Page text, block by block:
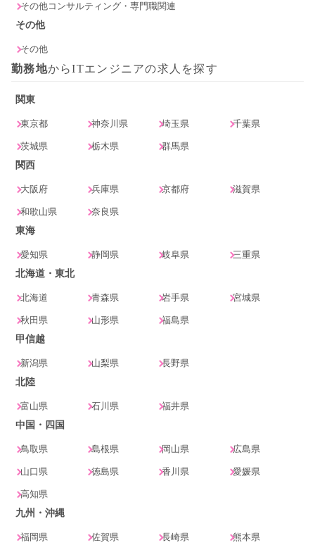
その他コンサルティング・専門職関連
その他
その他
勤務地からITエンジニアの求人を探す
関東
東京都 神奈川県 埼玉県 千葉県
茨城県 栃木県
群馬県
関西
大阪府 兵庫県 京都府 滋賀県
和歌山県
奈良県
東海
愛知県 静岡県 岐阜県
三重県
北海道・東北
北海道 青森県 岩手県 宮城県
秋田県 山形県
福島県
甲信越
新潟県 山梨県
長野県
北陸
富山県 石川県
福井県
中国・四国
鳥取県 島根県 岡山県 広島県
山口県 徳島県 香川県 愛媛県
高知県
九州・沖縄
福岡県 佐賀県 長崎県 熊本県